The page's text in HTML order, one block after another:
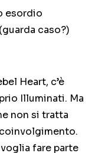
esordio
caso?)
Heart, c’è
Illuminati. Ma
non si tratta
fare parte